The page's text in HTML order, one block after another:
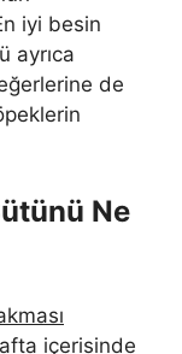
iyi besin
ayrıca
de
Ne
içerisinde